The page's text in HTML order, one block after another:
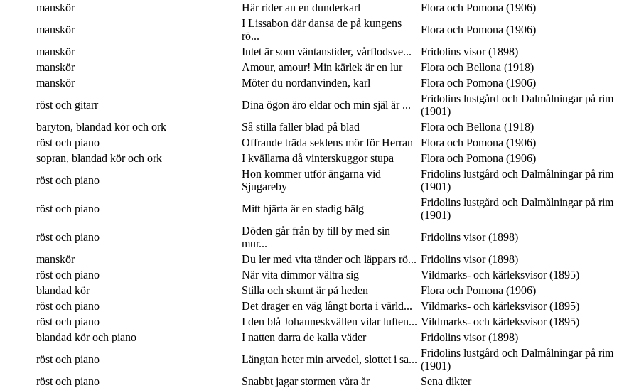
manskör Här rider an en dunderkarl
Flora och Pomona (1906)
manskör
I Lissabon där dansa de på kungens
rö...
Flora och Pomona (1906)
manskör Intet är som väntanstider, vårflodsve...
Fridolins visor (1898)
manskör Amour, amour! Min kärlek är en lur
Flora och Bellona (1918)
manskör Möter du nordanvinden, karl
Flora och Pomona (1906)
röst och gitarr Dina ögon äro eldar och min själ är ...
Fridolins lustgård och Dalmålningar på rim
(1901)
baryton, blandad kör och ork Så stilla faller blad på blad
Flora och Bellona (1918)
röst och piano Offrande träda seklens mör för Herran
Flora och Pomona (1906)
sopran, blandad kör och ork I kvällarna då vinterskuggor stupa
Flora och Pomona (1906)
röst och piano
Hon kommer utför ängarna vid
Sjugareby
Fridolins lustgård och Dalmålningar på rim
(1901)
röst och piano Mitt hjärta är en stadig bälg
Fridolins lustgård och Dalmålningar på rim
(1901)
röst och piano
Döden går från by till by med sin
mur...
Fridolins visor (1898)
manskör Du ler med vita tänder och läppars rö... Fridolins visor (1898)
röst och piano När vita dimmor vältra sig
Vildmarks- och kärleksvisor (1895)
blandad kör Stilla och skumt är på heden
Flora och Pomona (1906)
röst och piano Det drager en väg långt borta i värld...
Vildmarks- och kärleksvisor (1895)
röst och piano I den blå Johanneskvällen vilar luften... Vildmarks- och kärleksvisor (1895)
blandad kör och piano I natten darra de kalla väder
Fridolins visor (1898)
röst och piano Längtan heter min arvedel, slottet i sa...
Fridolins lustgård och Dalmålningar på rim
(1901)
röst och piano Snabbt jagar stormen våra år Sena dikter